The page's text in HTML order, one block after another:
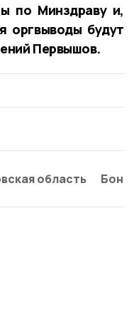
по Минздраву и,
оргвыводы будут
Первышов.
область